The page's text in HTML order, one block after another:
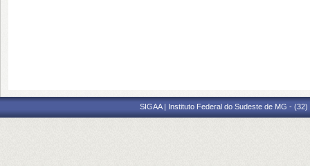
SIGAA | Instituto Federal do Sudeste de MG -